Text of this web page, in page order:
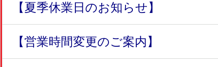
【夏季休業日のお知らせ】
【営業時間変更のご案内】